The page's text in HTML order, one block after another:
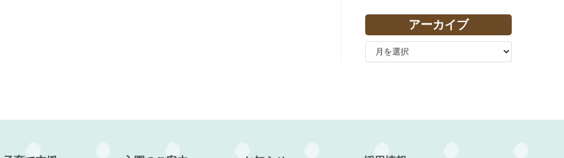
アーカイブ